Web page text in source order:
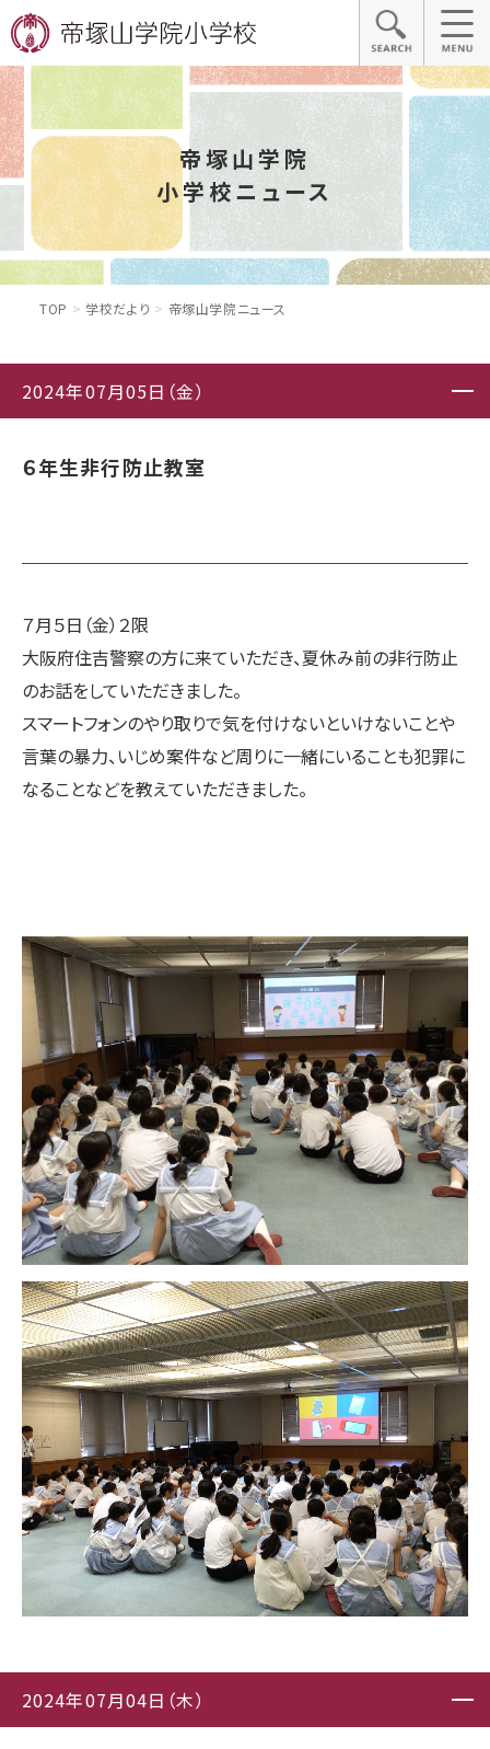
帝塚山学院
小学校ニュース
TOP 学校だより 帝塚山学院ニュース
2024年07月05日（金）
６年生非行防止教室
７月５日（金）２限
大阪府住吉警察の方に来ていただき、夏休み前の非行防止
のお話をしていただきました。
スマートフォンのやり取りで気を付けないといけないことや
言葉の暴力、いじめ案件など周りに一緒にいることも犯罪に
なることなどを教えていただきました。
2024年07月04日（木）